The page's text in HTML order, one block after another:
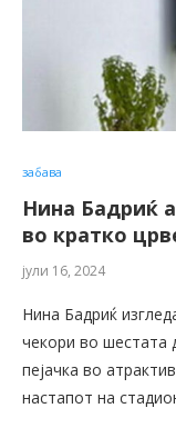
забава
Нина Бадриќ
во кратко
јули 16, 2024
Нина Бадриќ
чекори во шестата
пејачка во
настапот на